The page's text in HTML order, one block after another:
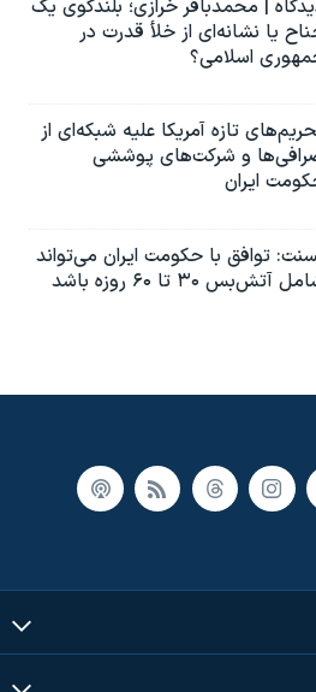
| محمدباقر خرازی؛ بلندگوی یک
یا نشانه‌ای از خلأ قدرت در
اسلامی؟
تازه آمریکا علیه شبکه‌ای از
و شرکت‌های پوششی
ایران
توافق با حکومت ایران می‌تواند
آتش‌بس ۳۰ تا ۶۰ روزه باشد